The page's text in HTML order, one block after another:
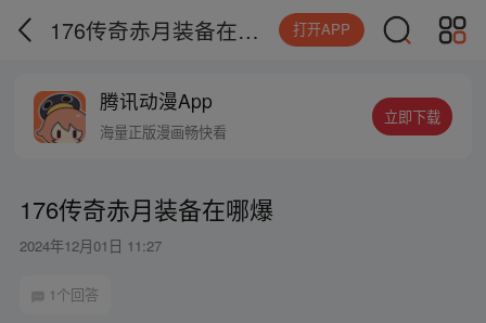
176传奇赤月装备在哪爆 打开APP
腾讯动漫App
海量正版漫画畅快看
立即下载
176传奇赤月装备在哪爆
2024年12月01日 11:27
1个回答